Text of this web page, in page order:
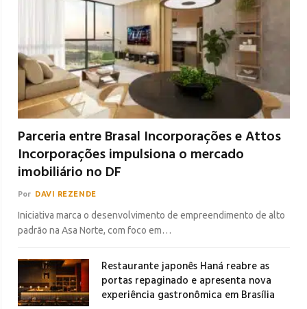
Parceria entre Brasal Incorporações e Attos
Incorporações impulsiona o mercado
imobiliário no DF
Por DAVI REZENDE
Iniciativa marca o desenvolvimento de empreendimento de alto
padrão na Asa Norte, com foco em…
Restaurante japonês Haná reabre as
portas repaginado e apresenta nova
experiência gastronômica em Brasília